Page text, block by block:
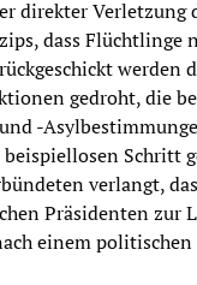
direkter Verletzung
dass Flüchtlinge
werden
gedroht, die
-
beispiellosen Schritt
verlangt,
Präsidenten zur
einem